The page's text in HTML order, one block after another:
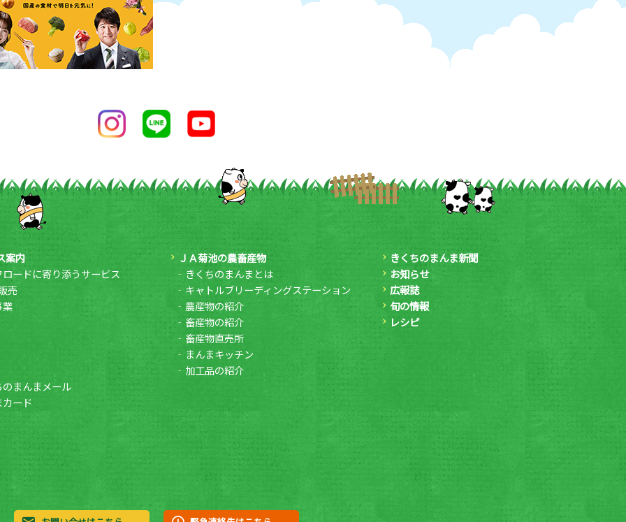
案内
ロードに寄り添うサービス
売
業
のまんまメール
ード
ＪＡ菊池の農畜産物
きくちのまんまとは
キャトルブリーディングステーション
農産物の紹介
畜産物の紹介
畜産物直売所
まんまキッチン
加工品の紹介
きくちのまんま新聞
お知らせ
広報誌
旬の情報
レシピ